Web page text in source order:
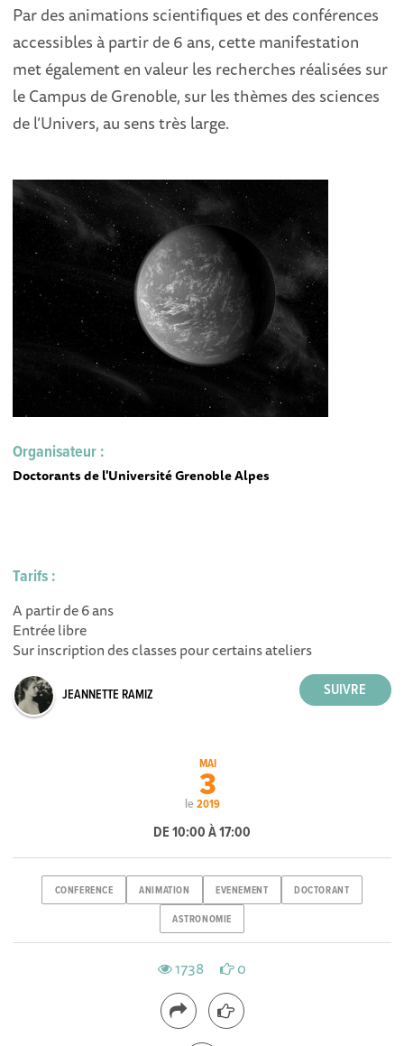
Par des animations scientifiques et des conférences
accessibles à partir de 6 ans, cette manifestation
met également en valeur les recherches réalisées sur
le Campus de Grenoble, sur les thèmes des sciences
de l’Univers, au sens très large.
Organisateur :
Doctorants de l'Université Grenoble Alpes
Tarifs :
A partir de 6 ans
Entrée libre
Sur inscription des classes pour certains ateliers
JEANNETTE RAMIZ
le
MAI
3
2019
DE 10:00 À 17:00
CONFERENCE ANIMATION EVENEMENT DOCTORANT
ASTRONOMIE
1738 0